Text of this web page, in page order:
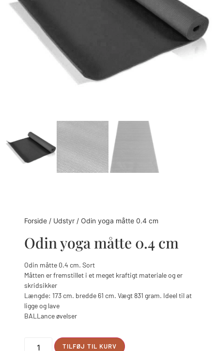
Forside / Udstyr / Odin yoga måtte 0.4 cm
Odin yoga måtte 0.4 cm
Odin måtte 0.4 cm. Sort
Måtten er fremstillet i et meget kraftigt materiale og er
skridsikker
Længde: 173 cm. bredde 61 cm. Vægt 831 gram. Ideel til at
ligge og lave
BALLance øvelser
TILFØJ TIL KURV